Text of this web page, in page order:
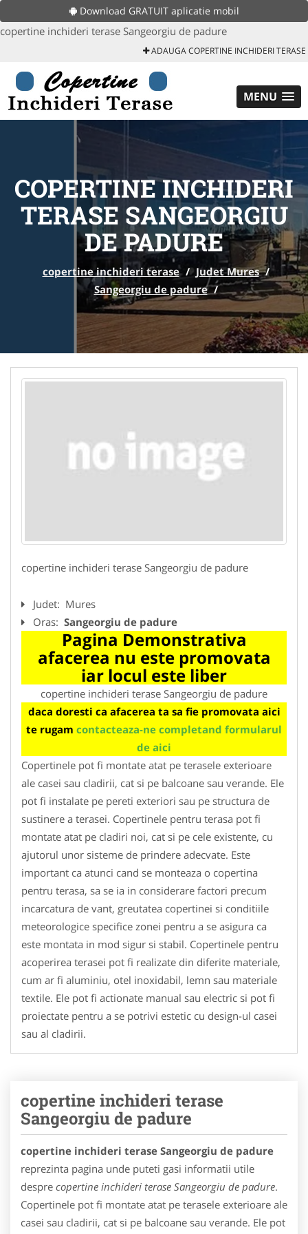
Download GRATUIT aplicatie mobil
copertine inchideri terase Sangeorgiu de padure
ADAUGA COPERTINE INCHIDERI TERASE
MENU
COPERTINE INCHIDERI
TERASE SANGEORGIU
DE PADURE
copertine inchideri terase / Judet Mures /
Sangeorgiu de padure /
copertine inchideri terase Sangeorgiu de padure
Judet: Mures
Oras: Sangeorgiu de padure
Pagina Demonstrativa
afacerea nu este promovata
iar locul este liber
copertine inchideri terase Sangeorgiu de padure
daca doresti ca afacerea ta sa fie promovata aici
te rugam contacteaza-ne completand formularul
de aici
Copertinele pot fi montate atat pe terasele exterioare
ale casei sau cladirii, cat si pe balcoane sau verande. Ele
pot fi instalate pe pereti exteriori sau pe structura de
sustinere a terasei. Copertinele pentru terasa pot fi
montate atat pe cladiri noi, cat si pe cele existente, cu
ajutorul unor sisteme de prindere adecvate. Este
important ca atunci cand se monteaza o copertina
pentru terasa, sa se ia in considerare factori precum
incarcatura de vant, greutatea copertinei si conditiile
meteorologice specifice zonei pentru a se asigura ca
este montata in mod sigur si stabil. Copertinele pentru
acoperirea terasei pot fi realizate din diferite materiale,
cum ar fi aluminiu, otel inoxidabil, lemn sau materiale
textile. Ele pot fi actionate manual sau electric si pot fi
proiectate pentru a se potrivi estetic cu design-ul casei
sau al cladirii.
copertine inchideri terase
Sangeorgiu de padure
copertine inchideri terase Sangeorgiu de padure
reprezinta pagina unde puteti gasi informatii utile
despre copertine inchideri terase Sangeorgiu de padure.
Copertinele pot fi montate atat pe terasele exterioare ale
casei sau cladirii, cat si pe balcoane sau verande. Ele pot